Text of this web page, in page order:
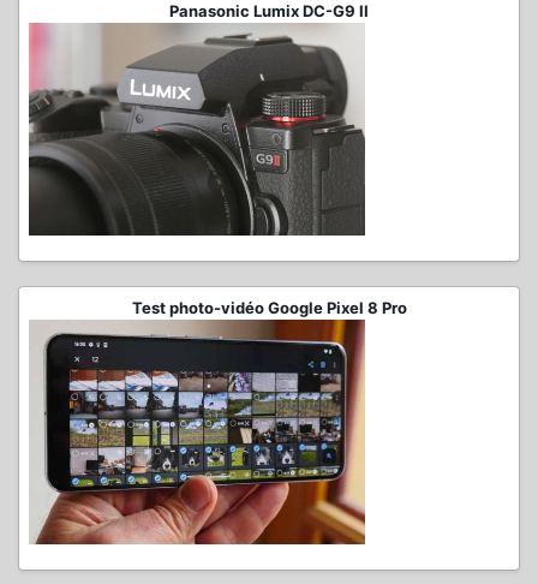
Panasonic Lumix DC-G9 II
Test photo-vidéo Google Pixel 8 Pro